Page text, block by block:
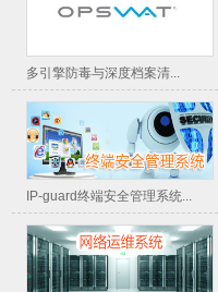
多引擎防毒与深度档案清...
IP-guard终端安全管理系统...